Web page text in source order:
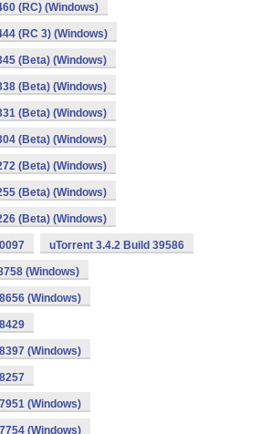
(RC) (Windows)
(RC 3) (Windows)
(Beta) (Windows)
(Beta) (Windows)
(Beta) (Windows)
(Beta) (Windows)
(Beta) (Windows)
(Beta) (Windows)
(Beta) (Windows)
uTorrent 3.4.2 Build 39586
(Windows)
(Windows)
(Windows)
(Windows)
(Windows)